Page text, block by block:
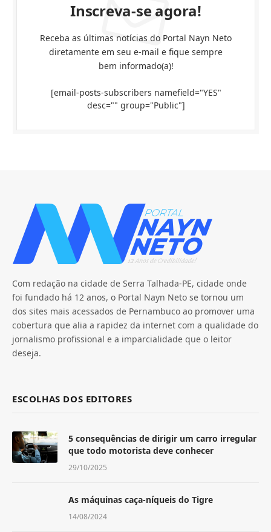
Inscreva-se agora!
Receba as últimas notícias do Portal Nayn Neto
diretamente em seu e-mail e fique sempre
bem informado(a)!
[email-posts-subscribers namefield="YES"
desc="" group="Public"]
Com redação na cidade de Serra Talhada-PE, cidade onde
foi fundado há 12 anos, o Portal Nayn Neto se tornou um
dos sites mais acessados de Pernambuco ao promover uma
cobertura que alia a rapidez da internet com a qualidade do
jornalismo profissional e a imparcialidade que o leitor
deseja.
ESCOLHAS DOS EDITORES
5 consequências de dirigir um carro irregular
que todo motorista deve conhecer
29/10/2025
As máquinas caça-níqueis do Tigre
14/08/2024